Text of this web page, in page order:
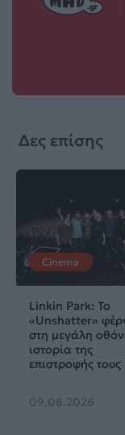
Δες επίσης
Cinema
Linkin Park: Το
«Unshatter»
στη μεγάλη
ιστορία της
επιστροφής τους
09.08.2026